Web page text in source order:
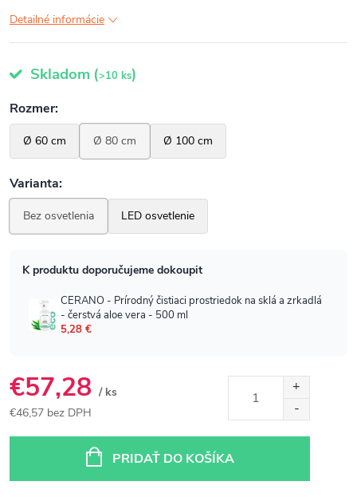
Detailné informácie
Skladom (>10 ks)
€57,28 / ks
€46,57 bez DPH
PRIDAŤ DO KOŠÍKA